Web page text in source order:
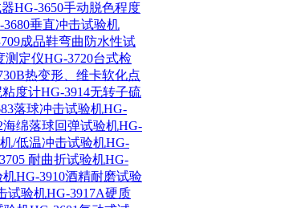
HG-3650手动脱色程度
3680垂直冲击试验机
成品鞋弯曲防水性试
测定仪HG-3720台式检
热变形、维卡软化点
粘度计HG-3914无转子硫
落球冲击试验机HG-
海绵落球回弹试验机HG-
/低温冲击试验机HG-
耐曲折试验机HG-
机HG-3910酒精耐磨试验
试验机HG-3917A硬质